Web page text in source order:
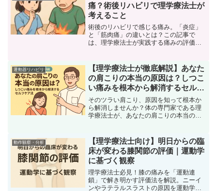
痛？術後リハビリで理学療法士が
考えること
術後のリハビリで感じる痛み。「炎症」
と「筋肉痛」の違いとは？この記事で
は、理学療法士が実践する痛みの評価方
効果的な回復を目指すための知識が身に
つきます。
運動器リハビリ
【理学療法士が徹底解説】あなた
の肩こりの本当の原因は？しつこ
い痛みを根本から解消するセルフ
ケア法
そのツラい肩こり、原因を知って根本か
ら解消しませんか？体の専門家である理
学療法士が、あなたの肩こりの本当の原
します。
動作観察・分析
【理学療法士向け】明日からの臨
床が変わる膝関節の評価｜運動学
に基づく観察
理学療法士必見！膝の痛みを「運動連
鎖」で解き明かす評価法を解説。ニーイ
ンやラテラルスラストの原因を運動学的